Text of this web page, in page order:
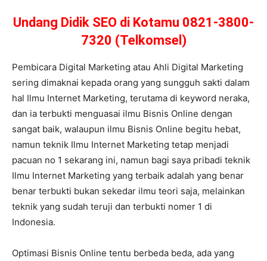
Undang Didik SEO di Kotamu 0821-3800-
7320 (Telkomsel)
Pembicara Digital Marketing atau Ahli Digital Marketing
sering dimaknai kepada orang yang sungguh sakti dalam
hal Ilmu Internet Marketing, terutama di keyword neraka,
dan ia terbukti menguasai ilmu Bisnis Online dengan
sangat baik, walaupun ilmu Bisnis Online begitu hebat,
namun teknik Ilmu Internet Marketing tetap menjadi
pacuan no 1 sekarang ini, namun bagi saya pribadi teknik
Ilmu Internet Marketing yang terbaik adalah yang benar
benar terbukti bukan sekedar ilmu teori saja, melainkan
teknik yang sudah teruji dan terbukti nomer 1 di
Indonesia.
Optimasi Bisnis Online tentu berbeda beda, ada yang